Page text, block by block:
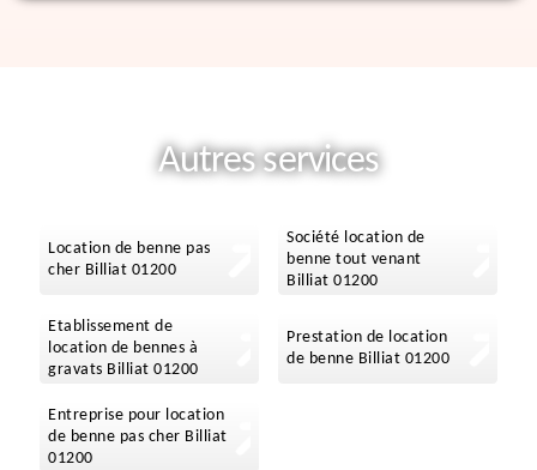
Autres services
Location de benne pas
cher Billiat 01200
Société location de
benne tout venant
Billiat 01200
Etablissement de
location de bennes à
gravats Billiat 01200
Prestation de location
de benne Billiat 01200
Entreprise pour location
de benne pas cher Billiat
01200